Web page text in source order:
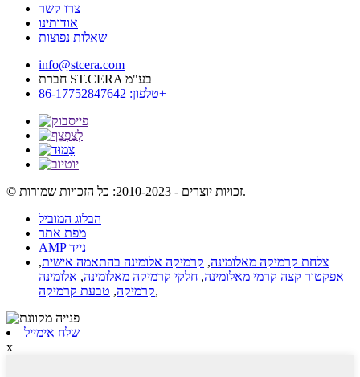
צרו קשר
אודותינו
שאלות נפוצות
info@stcera.com
חברת ST.CERA בע"מ
טלפון: 86-17752847642+
© זכויות יוצרים - 2010-2023: כל הזכויות שמורות.
הבלוג המוביל
מפת אתר
AMP נייד
צלחת קרמיקה מאלומינה, קרמיקה אלומינה בהתאמה אישית,
אפקטור קצה קרמי מאלומינה, חלקי קרמיקה מאלומינה, אלומינה
קרמיקה, טבעת קרמיקה ,
שלח אימייל
x